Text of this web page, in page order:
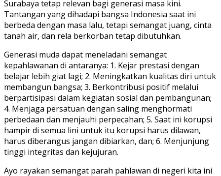
Surabaya tetap relevan bagi generasi masa kini.
Tantangan yang dihadapi bangsa Indonesia saat ini
berbeda dengan masa lalu, tetapi semangat juang, cinta
tanah air, dan rela berkorban tetap dibutuhkan.
Generasi muda dapat meneladani semangat
kepahlawanan di antaranya: 1. Kejar prestasi dengan
belajar lebih giat lagi; 2. Meningkatkan kualitas diri untuk
membangun bangsa; 3. Berkontribusi positif melalui
berpartisipasi dalam kegiatan sosial dan pembangunan;
4. Menjaga persatuan dengan saling menghormati
perbedaan dan menjauhi perpecahan; 5. Saat ini korupsi
hampir di semua lini untuk itu korupsi harus dilawan,
harus diberangus jangan dibiarkan, dan; 6. Menjunjung
tinggi integritas dan kejujuran.
Ayo rayakan semangat parah pahlawan di negeri kita ini